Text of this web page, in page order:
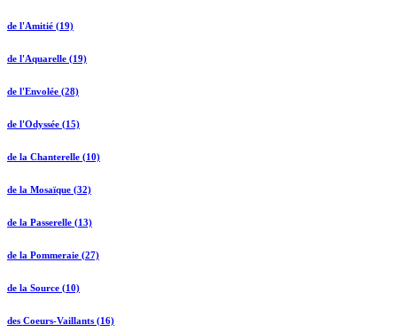
de l'Amitié (19)
de l'Aquarelle (19)
de l'Envolée (28)
de l'Odyssée (15)
de la Chanterelle (10)
de la Mosaïque (32)
de la Passerelle (13)
de la Pommeraie (27)
de la Source (10)
des Coeurs-Vaillants (16)